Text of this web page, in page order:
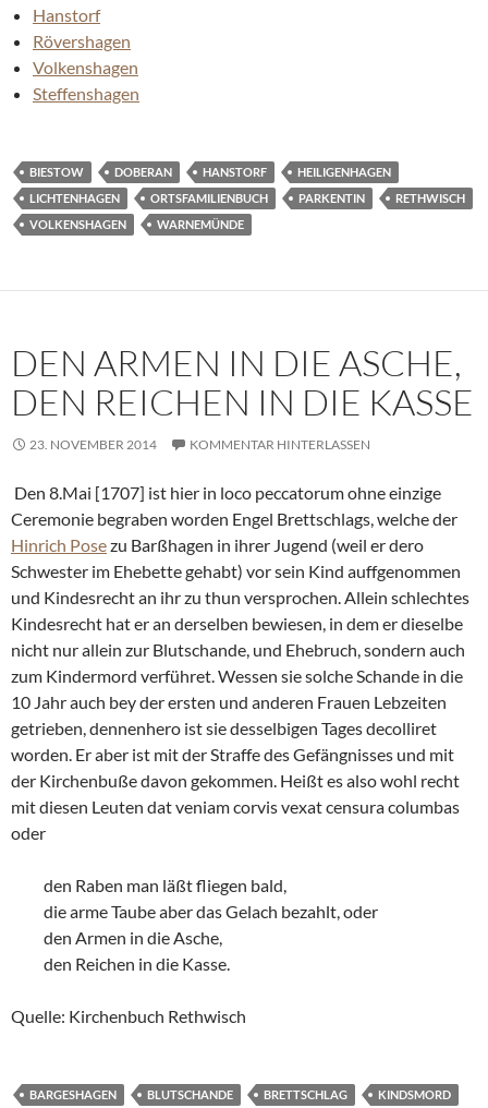
Hanstorf
Rövershagen
Volkenshagen
Steffenshagen
BIESTOW DOBERAN HANSTORF
HEILIGENHAGEN
LICHTENHAGEN
ORTSFAMILIENBUCH PARKENTIN
RETHWISCH
VOLKENSHAGEN
WARNEMÜNDE
DEN ARMEN IN DIE ASCHE,
DEN REICHEN IN DIE KASSE
23. NOVEMBER 2014 KOMMENTAR HINTERLASSEN
Den 8.Mai [1707] ist hier in loco peccatorum ohne einzige
Ceremonie begraben worden Engel Brettschlags, welche der
Hinrich Posezu Barßhagen in ihrer Jugend (weil er dero
Schwester im Ehebette gehabt) vor sein Kind auffgenommen
und Kindesrecht an ihr zu thun versprochen. Allein schlechtes
Kindesrecht hat er an derselben bewiesen, in dem er dieselbe
nicht nur allein zur Blutschande, und Ehebruch, sondern auch
zum Kindermord verführet. Wessen sie solche Schande in die
10 Jahr auch bey der ersten und anderen Frauen Lebzeiten
getrieben, dennenhero ist sie desselbigen Tages decolliret
worden. Er aber ist mit der Straffe des Gefängnisses und mit
der Kirchenbuße davon gekommen. Heißt es also wohl recht
mit diesen Leuten dat veniam corvis vexat censura columbas
oder
den Raben man läßt fliegen bald,
die arme Taube aber das Gelach bezahlt, oder
den Armen in die Asche,
den Reichen in die Kasse.
Quelle: Kirchenbuch Rethwisch
BARGESHAGEN BLUTSCHANDE BRETTSCHLAG
KINDSMORD